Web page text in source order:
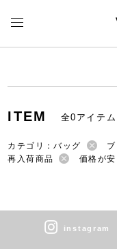
ITEM 全0アイテム
カテゴリ：バッグ
再入荷商品
価格が
instagram